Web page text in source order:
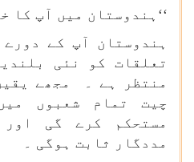
‘‘ہندوستان میں آپ کا
ہندوستان آپ کے
تعلقات کو نئی
منتظر ہے ۔ مجھے
چیت تمام شعبوں
مستحکم کرے گی
مددگار ثابت ہوگی ۔